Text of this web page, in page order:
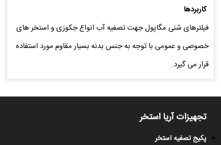
کاربردها
فیلترهای شنی مگاپول جهت تصفیه آب انواع جکوزی و استخر های
خصوصی و عمومی با توجه به جنس بدنه بسیار مقاوم مورد استفاده
قرار می گیرد.
تجهیزات آریا استخر
پکیج تصفیه استخر